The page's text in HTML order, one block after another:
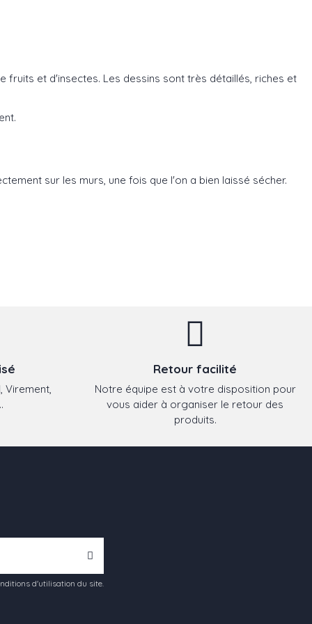
et d'insectes. Les dessins sont très détaillés, riches et
sur les murs, une fois que l'on a bien laissé sécher.
Virement,
Retour facilité
Notre équipe est à votre disposition pour
vous aider à organiser le retour des
produits.
d'utilisation du site.